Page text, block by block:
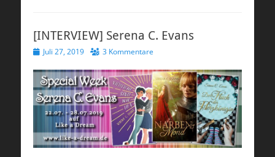
[INTERVIEW] Serena C. Evans
Veröffentlicht
Juli 27, 2019 3 Kommentare